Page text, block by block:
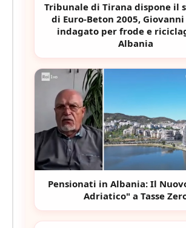
Tribunale di Tirana dispone il
di Euro-Beton 2005, Giovanni
indagato per frode e
Albania
Pensionati in Albania: Il
Adriatico" a Tasse